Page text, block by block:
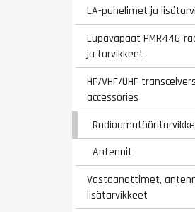
LA-puhelimet ja
Lupavapaat PMR446-
ja tarvikkeet
HF/VHF/UHF
accessories
Antennit
Vastaanottimet,
lisätarvikkeet